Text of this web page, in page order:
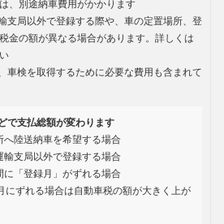
、別途納車費用がかかります
支局以外で登録する際や、車の定置場所、登
金の額が異なる場合があります。詳しくは
車検を取得するために必要な費用も含まれて
で支払総額が変わります
へ陸送納車を希望する場合
支局以外で登録する場合
「登録月」がずれる場合
にずれる場合は自動車税の額が大きく上が